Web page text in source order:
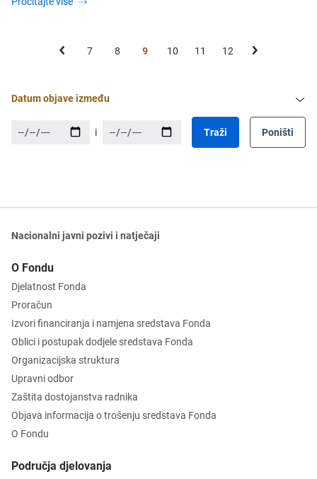
7 8 9 10 11 12
Datum objave između
i Traži Poništi
Nacionalni javni pozivi i natječaji
O Fondu
Djelatnost Fonda
Proračun
Izvori financiranja i namjena sredstava Fonda
Oblici i postupak dodjele sredstava Fonda
Organizacijska struktura
Upravni odbor
Zaštita dostojanstva radnika
Objava informacija o trošenju sredstava Fonda
O Fondu
Područja djelovanja